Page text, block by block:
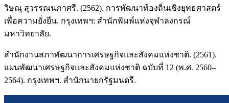
วิษณุ สุวรรณนภาศรี. (2562). การพัฒนาท้องถิ่นเชิงยุทธศาสตร์
เพื่อความยั่งยืน. กรุงเทพฯ: สำนักพิมพ์แห่งจุฬาลงกรณ์
มหาวิทยาลัย.
สำนักงานสภาพัฒนาการเศรษฐกิจและสังคมแห่งชาติ. (2561).
แผนพัฒนาเศรษฐกิจและสังคมแห่งชาติ ฉบับที่ 12 (พ.ศ. 2560–
2564). กรุงเทพฯ. สำนักนายกรัฐมนตรี.